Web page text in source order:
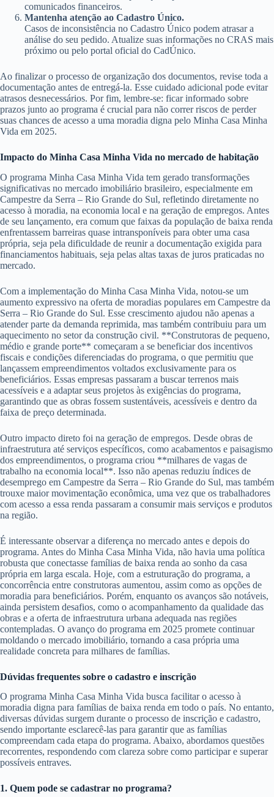
comunicados financeiros.
Mantenha atenção ao Cadastro Único.
Casos de inconsistência no Cadastro Único podem atrasar a
análise do seu pedido. Atualize suas informações no CRAS mais
próximo ou pelo portal oficial do CadÚnico.
Ao finalizar o processo de organização dos documentos, revise toda a
documentação antes de entregá-la. Esse cuidado adicional pode evitar
atrasos desnecessários. Por fim, lembre-se: ficar informado sobre
prazos junto ao programa é crucial para não correr riscos de perder
suas chances de acesso a uma moradia digna pelo Minha Casa Minha
Vida em 2025.
Impacto do Minha Casa Minha Vida no mercado de habitação
O programa Minha Casa Minha Vida tem gerado transformações
significativas no mercado imobiliário brasileiro, especialmente em
Campestre da Serra – Rio Grande do Sul, refletindo diretamente no
acesso à moradia, na economia local e na geração de empregos. Antes
de seu lançamento, era comum que faixas da população de baixa renda
enfrentassem barreiras quase intransponíveis para obter uma casa
própria, seja pela dificuldade de reunir a documentação exigida para
financiamentos habituais, seja pelas altas taxas de juros praticadas no
mercado.
Com a implementação do Minha Casa Minha Vida, notou-se um
aumento expressivo na oferta de moradias populares em Campestre da
Serra – Rio Grande do Sul. Esse crescimento ajudou não apenas a
atender parte da demanda reprimida, mas também contribuiu para um
aquecimento no setor da construção civil. **Construtoras de pequeno,
médio e grande porte** começaram a se beneficiar dos incentivos
fiscais e condições diferenciadas do programa, o que permitiu que
lançassem empreendimentos voltados exclusivamente para os
beneficiários. Essas empresas passaram a buscar terrenos mais
acessíveis e a adaptar seus projetos às exigências do programa,
garantindo que as obras fossem sustentáveis, acessíveis e dentro da
faixa de preço determinada.
Outro impacto direto foi na geração de empregos. Desde obras de
infraestrutura até serviços específicos, como acabamentos e paisagismo
dos empreendimentos, o programa criou **milhares de vagas de
trabalho na economia local**. Isso não apenas reduziu índices de
desemprego em Campestre da Serra – Rio Grande do Sul, mas também
trouxe maior movimentação econômica, uma vez que os trabalhadores
com acesso a essa renda passaram a consumir mais serviços e produtos
na região.
É interessante observar a diferença no mercado antes e depois do
programa. Antes do Minha Casa Minha Vida, não havia uma política
robusta que conectasse famílias de baixa renda ao sonho da casa
própria em larga escala. Hoje, com a estruturação do programa, a
concorrência entre construtoras aumentou, assim como as opções de
moradia para beneficiários. Porém, enquanto os avanços são notáveis,
ainda persistem desafios, como o acompanhamento da qualidade das
obras e a oferta de infraestrutura urbana adequada nas regiões
contempladas. O avanço do programa em 2025 promete continuar
moldando o mercado imobiliário, tornando a casa própria uma
realidade concreta para milhares de famílias.
Dúvidas frequentes sobre o cadastro e inscrição
O programa Minha Casa Minha Vida busca facilitar o acesso à
moradia digna para famílias de baixa renda em todo o país. No entanto,
diversas dúvidas surgem durante o processo de inscrição e cadastro,
sendo importante esclarecê-las para garantir que as famílias
compreendam cada etapa do programa. Abaixo, abordamos questões
recorrentes, respondendo com clareza sobre como participar e superar
possíveis entraves.
1. Quem pode se cadastrar no programa?